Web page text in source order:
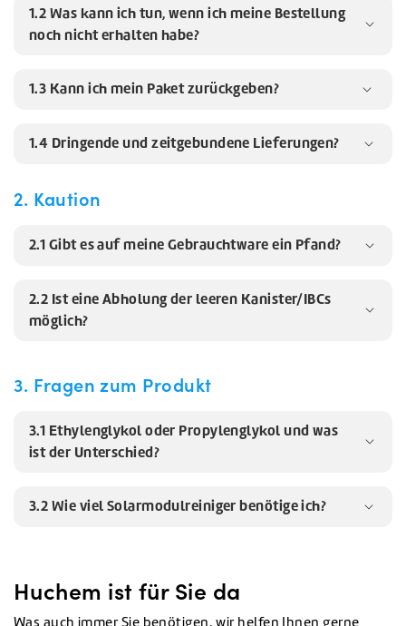
1.2 Was kann ich tun, wenn ich meine Bestellung
noch nicht erhalten habe?
1.3 Kann ich mein Paket zurückgeben?
1.4 Dringende und zeitgebundene Lieferungen?
2. Kaution
2.1 Gibt es auf meine Gebrauchtware ein Pfand?
2.2 Ist eine Abholung der leeren Kanister/IBCs
möglich?
3. Fragen zum Produkt
3.1 Ethylenglykol oder Propylenglykol und was
ist der Unterschied?
3.2 Wie viel Solarmodulreiniger benötige ich?
Huchem ist für Sie da
Was auch immer Sie benötigen, wir helfen Ihnen gerne